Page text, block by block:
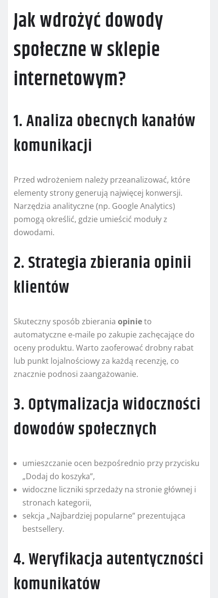
Jak wdrożyć dowody
społeczne w sklepie
internetowym?
1. Analiza obecnych kanałów
komunikacji
Przed wdrożeniem należy przeanalizować, które
elementy strony generują najwięcej konwersji.
Narzędzia analityczne (np. Google Analytics)
pomogą określić, gdzie umieścić moduły z
dowodami.
2. Strategia zbierania opinii
klientów
Skuteczny sposób zbierania opinieto
automatyczne e-maile po zakupie zachęcające do
oceny produktu. Warto zaoferować drobny rabat
lub punkt lojalnościowy za każdą recenzję, co
znacznie podnosi zaangażowanie.
3. Optymalizacja widoczności
dowodów społecznych
umieszczanie ocen bezpośrednio przy przycisku
„Dodaj do koszyka”,
widoczne liczniki sprzedaży na stronie głównej i
stronach kategorii,
sekcja „Najbardziej popularne” prezentująca
bestsellery.
4. Weryfikacja autentyczności
komunikatów